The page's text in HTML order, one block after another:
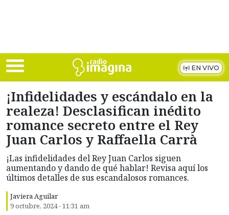
EN VIVO
¡Infidelidades y escándalo en la
realeza! Desclasifican inédito
romance secreto entre el Rey
Juan Carlos y Raffaella Carrà
¡Las infidelidades del Rey Juan Carlos siguen
aumentando y dando de qué hablar! Revisa aquí los
últimos detalles de sus escandalosos romances.
Javiera Aguilar
9 octubre, 2024 - 11:31 am